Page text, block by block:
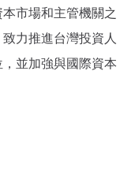
市場和主管機關之
力推進台灣投資人
並加強與國際資本